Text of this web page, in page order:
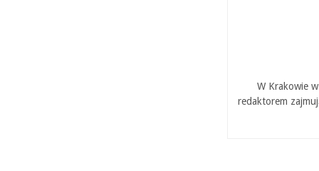
W Krakowie
redaktorem